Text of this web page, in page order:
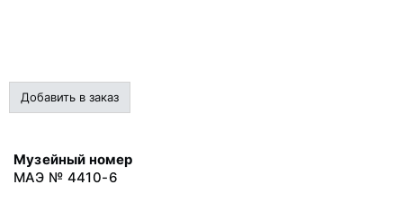
Добавить в заказ
Музейный номер
МАЭ № 4410-6